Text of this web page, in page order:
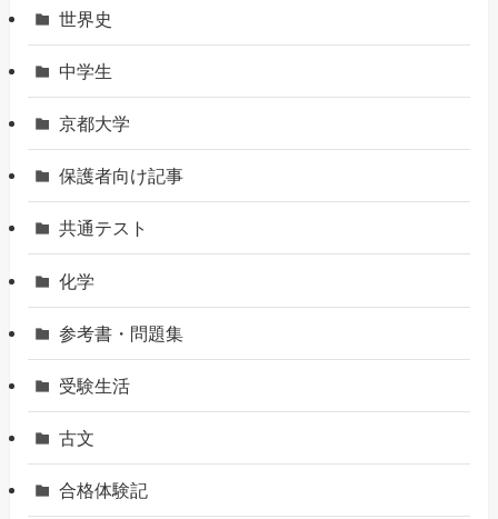
世界史
中学生
京都大学
保護者向け記事
共通テスト
化学
参考書・問題集
受験生活
古文
合格体験記